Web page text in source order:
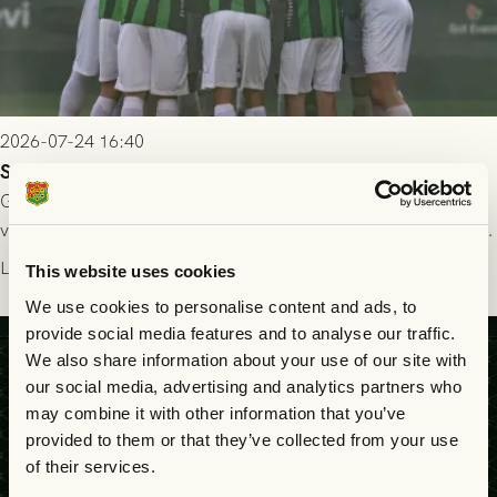
This website uses cookies
We use cookies to personalise content and ads, to
provide social media features and to analyse our traffic.
We also share information about your use of our site with
our social media, advertising and analytics partners who
may combine it with other information that you’ve
provided to them or that they’ve collected from your use
of their services.
2026-07-24 16:40
Seger i första kvalmatchen mot FC Nordsjælland
GAIS dominerade i första halvlek och skapade fler chanser,
välförtjänt fick de in ett ledningsmål strax innan halvtid. Efter
halvtidsvilan sjönk tempot när Nordsjälland tilläts ha mer av
seger! Matchfoto: Mikael Josefsson & Lasse Ekström
Läs mer